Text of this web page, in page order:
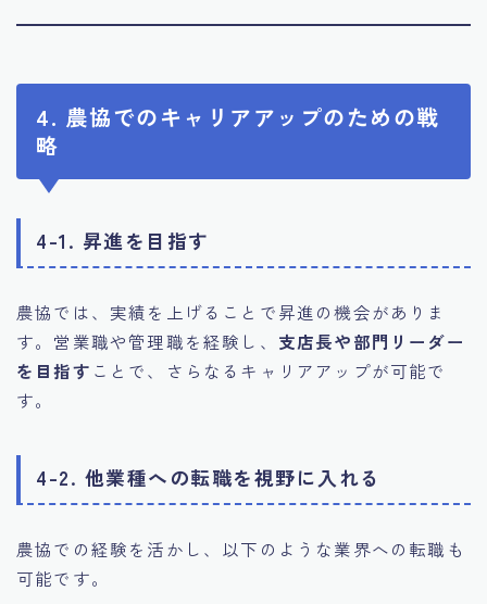
4. 農協でのキャリアアップのための戦
略
4-1. 昇進を目指す
農協では、実績を上げることで昇進の機会がありま
す。営業職や管理職を経験し、 支店長や部門リーダー
を目指す ことで、さらなるキャリアアップが可能で
す。
4-2. 他業種への転職を視野に入れる
農協での経験を活かし、以下のような業界への転職も
可能です。